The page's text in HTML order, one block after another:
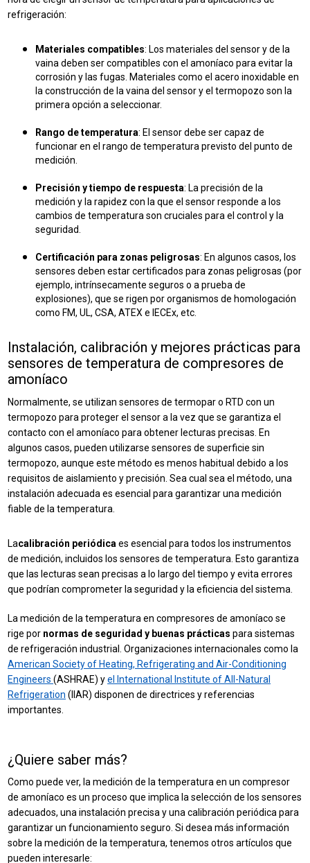
refrigeración:
Materiales compatibles: Los materiales del sensor y de la
vaina deben ser compatibles con el amoníaco para evitar la
corrosión y las fugas. Materiales como el acero inoxidable en
la construcción de la vaina del sensor y el termopozo son la
primera opción a seleccionar.
Rango de temperatura: El sensor debe ser capaz de
funcionar en el rango de temperatura previsto del punto de
medición.
Precisión y tiempo de respuesta: La precisión de la
medición y la rapidez con la que el sensor responde a los
cambios de temperatura son cruciales para el control y la
seguridad.
Certificación para zonas peligrosas: En algunos casos, los
sensores deben estar certificados para zonas peligrosas (por
ejemplo, intrínsecamente seguros o a prueba de
explosiones), que se rigen por organismos de homologación
como FM, UL, CSA, ATEX e IECEx, etc.
Instalación, calibración y mejores prácticas para
sensores de temperatura de compresores de
amoníaco
Normalmente, se utilizan sensores de termopar o RTD con un
termopozo para proteger el sensor a la vez que se garantiza el
contacto con el amoníaco para obtener lecturas precisas. En
algunos casos, pueden utilizarse sensores de superficie sin
termopozo, aunque este método es menos habitual debido a los
requisitos de aislamiento y precisión. Sea cual sea el método, una
instalación adecuada es esencial para garantizar una medición
fiable de la temperatura.
Lacalibración periódica es esencial para todos los instrumentos
de medición, incluidos los sensores de temperatura. Esto garantiza
que las lecturas sean precisas a lo largo del tiempo y evita errores
que podrían comprometer la seguridad y la eficiencia del sistema.
La medición de la temperatura en compresores de amoníaco se
rige por normas de seguridad y buenas prácticas para sistemas
de refrigeración industrial. Organizaciones internacionales como la
American Society of Heating, Refrigerating and Air-Conditioning
Engineers(ASHRAE) yel International Institute of All-Natural
Refrigeration (IIAR) disponen de directrices y referencias
importantes.
¿Quiere saber más?
Como puede ver, la medición de la temperatura en un compresor
de amoníaco es un proceso que implica la selección de los sensores
adecuados, una instalación precisa y una calibración periódica para
garantizar un funcionamiento seguro. Si desea más información
sobre la medición de la temperatura, tenemos otros artículos que
pueden interesarle: